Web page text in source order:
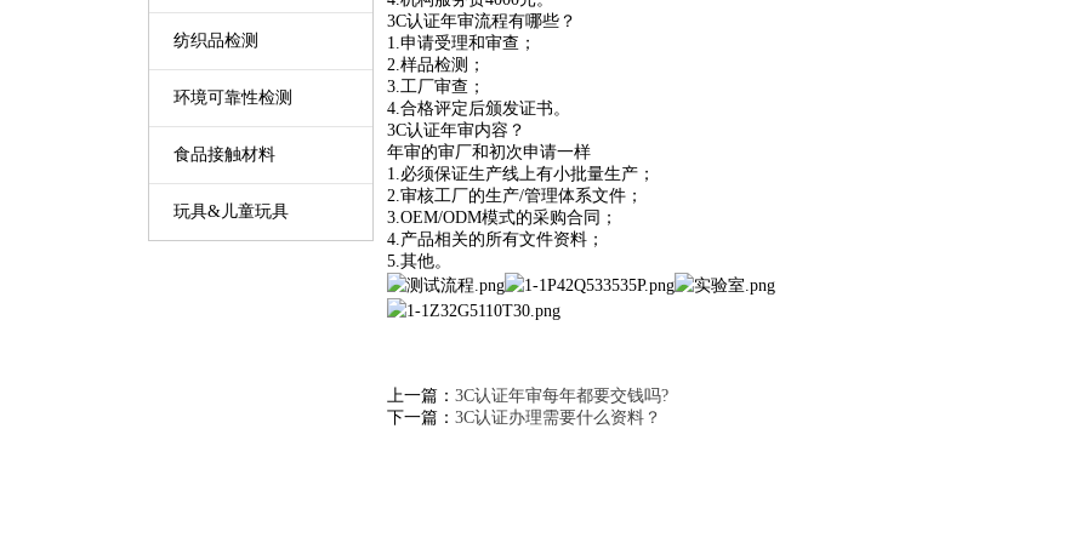
纺织品检测
环境可靠性检测
食品接触材料
玩具&儿童玩具
3C认证年审流程有哪些？
1.申请受理和审查；
2.样品检测；
3.工厂审查；
4.合格评定后颁发证书。
3C认证年审内容？
年审的审厂和初次申请一样
1.必须保证生产线上有小批量生产；
2.审核工厂的生产/管理体系文件；
3.OEM/ODM模式的采购合同；
4.产品相关的所有文件资料；
5.其他。
上一篇： 3C认证年审每年都要交钱吗?
下一篇： 3C认证办理需要什么资料？